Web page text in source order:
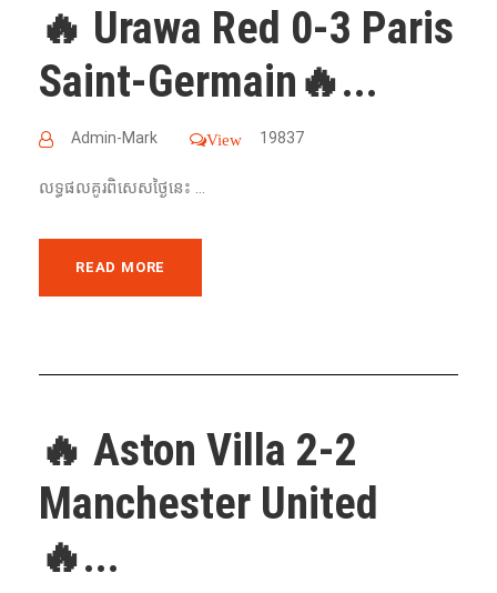
🔥 Urawa Red 0-3 Paris
Saint-Germain🔥...
Admin-Mark View 19837
លទ្ធផលគូរពិសេសថ្ងៃនេះ ...
READ MORE
🔥 Aston Villa 2-2
Manchester United
🔥...